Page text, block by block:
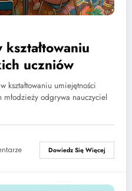
uczniów
kształtowaniu umiejętności
odgrywa nauczyciel
Dowiedz Się Więcej